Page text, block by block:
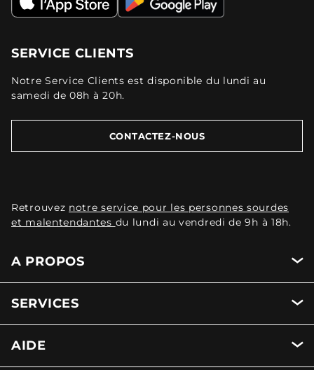
SERVICE CLIENTS
Notre Service Clients est disponible du lundi au
samedi de 08h à 20h.
CONTACTEZ-NOUS
Retrouvez notre service pour les personnes sourdes
et malentendantes du lundi au vendredi de 9h à 18h.
A PROPOS
SERVICES
AIDE